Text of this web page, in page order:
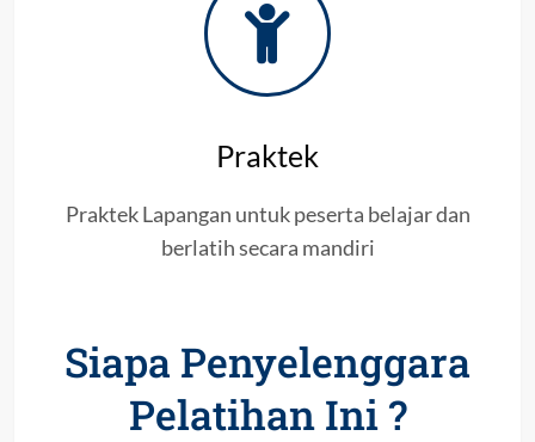
Praktek
Praktek Lapangan untuk peserta belajar dan
berlatih secara mandiri
Siapa Penyelenggara
Pelatihan Ini ?